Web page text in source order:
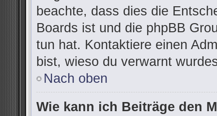
beachte, dass dies die
Boards ist und die phpBB
tun hat. Kontaktiere einen
bist, wieso du verwarnt
Nach oben
Wie kann ich Beiträge den